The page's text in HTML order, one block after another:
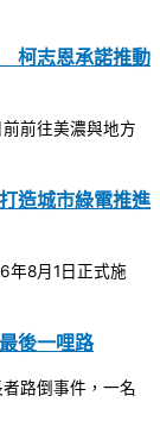
柯志恩承諾推動
前往美濃與地方
造城市綠電推進
年8月1日正式施
後一哩路
路倒事件，一名